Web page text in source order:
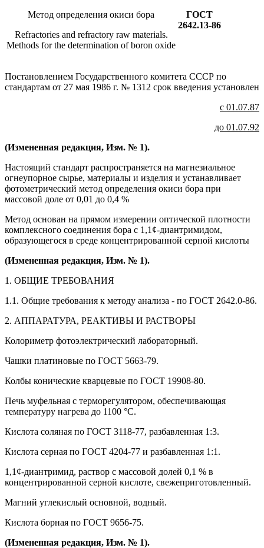
Метод определения окиси бора
Refractories and refractory raw materials.
Methods for the determination of boron oxide
ГОСТ
2642.13-86
Постановлением Государственного комитета СССР по
стандартам от 27 мая 1986 г. № 1312 срок введения установлен
с 01.07.87
до 01.07.92
(Измененная редакция, Изм. № 1).
Настоящий стандарт распространяется на магнезиальное
огнеупорное сырье, материалы и изделия и устанавливает
фотометрический метод определения окиси бора при
массовой доле от 0,01 до 0,4 %
Метод основан на прямом измерении оптической плотности
комплексного соединения бора с 1,1¢-диантримидом,
образующегося в среде концентрированной серной кислоты
(Измененная редакция, Изм. № 1).
1. ОБЩИЕ ТРЕБОВАНИЯ
1.1. Общие требования к методу анализа - по ГОСТ 2642.0-86.
2. АППАРАТУРА, РЕАКТИВЫ И РАСТВОРЫ
Колориметр фотоэлектрический лабораторный.
Чашки платиновые по ГОСТ 5663-79.
Колбы конические кварцевые по ГОСТ 19908-80.
Печь муфельная с терморегулятором, обеспечивающая
температуру нагрева до 1100 °С.
Кислота соляная по ГОСТ 3118-77, разбавленная 1:3.
Кислота серная по ГОСТ 4204-77 и разбавленная 1:1.
1,1¢-диантримид, раствор с массовой долей 0,1 % в
концентрированной серной кислоте, свежеприготовленный.
Магний углекислый основной, водный.
Кислота борная по ГОСТ 9656-75.
(Измененная редакция, Изм. № 1).